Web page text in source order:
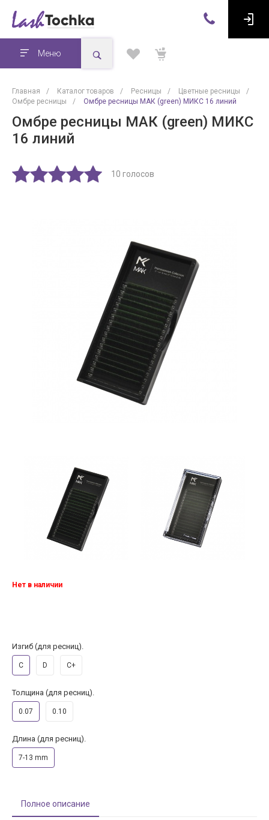
Меню
Главная / Каталог товаров / Ресницы / Цветные ресницы
/
Омбре ресницы
/ Омбре ресницы МАК (green) МИКС 16 линий
Омбре ресницы МАК (green) МИКС
16 линий
10 голосов
Нет в наличии
Изгиб (для ресниц).
C D C+
Толщина (для ресниц).
0.07 0.10
Длина (для ресниц).
7-13 mm
Полное описание